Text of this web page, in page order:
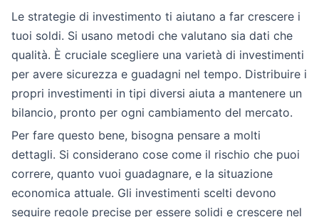
Le strategie di investimento ti aiutano a far crescere i
tuoi soldi. Si usano metodi che valutano sia dati che
qualità. È cruciale scegliere una varietà di investimenti
per avere sicurezza e guadagni nel tempo. Distribuire i
propri investimenti in tipi diversi aiuta a mantenere un
bilancio, pronto per ogni cambiamento del mercato.
Per fare questo bene, bisogna pensare a molti
dettagli. Si considerano cose come il rischio che puoi
correre, quanto vuoi guadagnare, e la situazione
economica attuale. Gli investimenti scelti devono
seguire regole precise per essere solidi e crescere nel